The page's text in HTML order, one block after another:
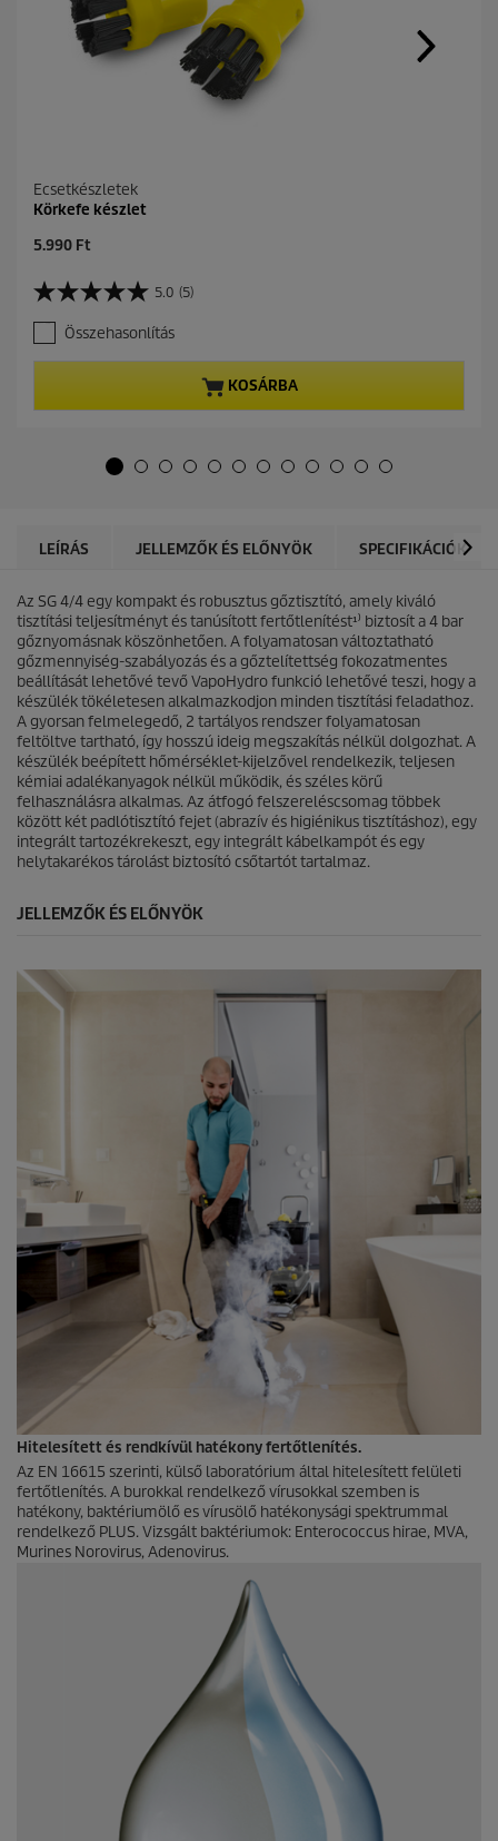
Ecsetkészletek
Körkefe készlet
C
r
e
n
t
e
5.990 Ft
5.0 (5)
5
.
0
a
ő
s
i
l
l
a
g
b
ó
l
.
5
é
r
t
e
s
Összehasonlítás
KOSÁRBA
LEÍRÁS JELLEMZŐK ÉS ELŐNYÖK SPECIFIKÁCIÓK
Az SG 4/4 egy kompakt és robusztus gőztisztító, amely kiváló
tisztítási teljesítményt és tanúsított fertőtlenítést¹⁾ biztosít a 4 bar
gőznyomásnak köszönhetően. A folyamatosan változtatható
gőzmennyiség-szabályozás és a gőztelítettség fokozatmentes
beállítását lehetővé tevőVapoHydrofunkció lehetővé teszi, hogy a
készülék tökéletesen alkalmazkodjon minden tisztítási feladathoz.
A gyorsan felmelegedő, 2 tartályos rendszer folyamatosan
feltöltve tartható, így hosszú ideig megszakítás nélkül dolgozhat. A
készülék beépített hőmérséklet-kijelzővel rendelkezik, teljesen
kémiai adalékanyagok nélkül működik, és széles körű
felhasználásra alkalmas. Az átfogó felszereléscsomag többek
között két padlótisztító fejet (abrazív és higiénikus tisztításhoz), egy
integrált tartozékrekeszt, egy integrált kábelkampót és egy
helytakarékos tárolást biztosító csőtartót tartalmaz.
JELLEMZŐK ÉS ELŐNYÖK
Hitelesített és rendkívül hatékony fertőtlenítés.
Az EN 16615 szerinti, külső laboratórium által hitelesített felületi
fertőtlenítés. A burokkal rendelkező vírusokkal szemben is
hatékony, baktériumölő es vírusölő hatékonysági spektrummal
rendelkező PLUS. Vizsgált baktériumok: Enterococcus hirae, MVA,
Murines Norovirus, Adenovirus.